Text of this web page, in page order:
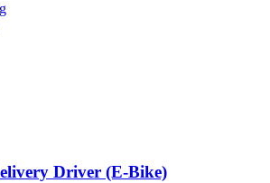
Driver (E-Bike)